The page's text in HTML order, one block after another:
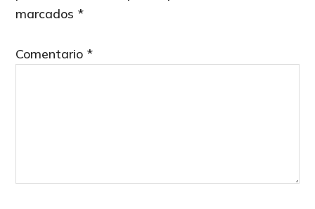
marcados *
Comentario *